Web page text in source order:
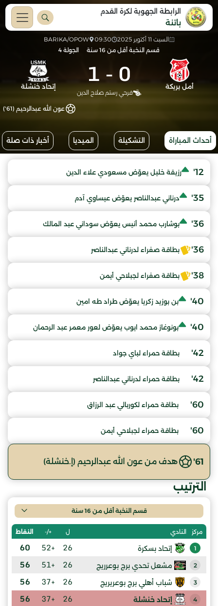
الرابطة الجهوية لكرة القدم
باتنة
السبت 11 أكتوبر 2025 09:30
BARIKA/OPOW
قسم النخبة أقل من 16 سنة
الجولة 4
أمل بريكة 0
-
1
فرحي رستم صلاح الدين
إتحاد خنشلة
عون الله عبدالرحيم (61')
أحداث المباراة التشكيلة الميديا أخبار ذات صلة
12' رزيقة خليل يعوّض مسعودي علاء الدين
35' درناني عبدالناصر يعوّض عيساوي آدم
36' بوشارب محمد أنيس يعوّض سوداني عبد المالك
36' بطاقة صفراء لدرناني عبدالناصر
38' بطاقة صفراء لجبلاحي أيمن
40' بن بوزيد زكريا يعوّض طراد طه امين
40' بونوغاز محمد ايوب يعوّض لعور معمر عبد الرحمان
42' بطاقة حمراء لباي جواد
42' بطاقة حمراء لدرناني عبدالناصر
60' بطاقة حمراء لكوربالي عبد الرزاق
60' بطاقة حمراء لجبلاحي أيمن
61' هدف من عون الله عبدالرحيم (إ.خنشلة)
الترتيب
قسم النخبة أقل من 16 سنة
مركز النادي ل +/- النقاط
1 إتحاد بسكرة 26
+52
60
2 مشعل تحدي برج بوعرريج 26
+51
56
3 شباب أهلي برج بوعريريج 26
+37
56
4 إتحاد خنشلة 26
+37
56